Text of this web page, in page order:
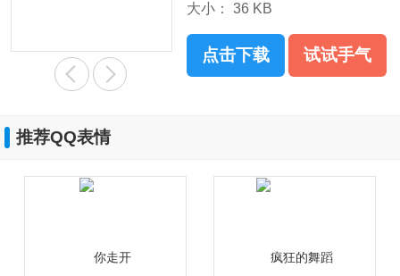
大小：
36 KB
点击下载 试试手气
推荐QQ表情